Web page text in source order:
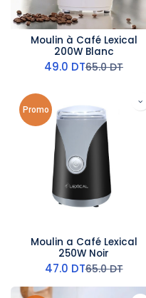
Moulin à Café Lexical
200W Blanc
49.0 DT65.0DT
Promo
Moulin a Café Lexical
250W Noir
47.0 DT65.0DT